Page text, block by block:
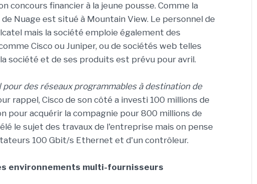
concours financier à la jeune pousse. Comme la
Nuage est situé à Mountain View. Le personnel de
mais la société emploie également des
Cisco ou Juniper, ou de sociétés web telles
société et de ses produits est prévu pour avril.
des réseaux programmables à destination de
rappel, Cisco de son côté a investi 100 millions de
pour acquérir la compagnie pour 800 millions de
le sujet des travaux de l'entreprise mais on pense
100 Gbit/s Ethernet et d'un contrôleur.
environnements multi-fournisseurs